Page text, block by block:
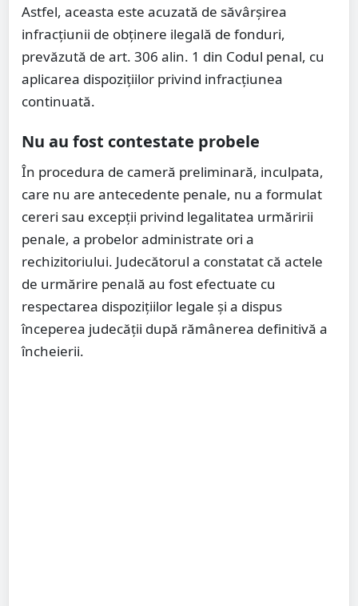
Astfel, aceasta este acuzată de săvârșirea
infracțiunii de obținere ilegală de fonduri,
prevăzută de art. 306 alin. 1 din Codul penal, cu
aplicarea dispozițiilor privind infracțiunea
continuată.
Nu au fost contestate probele
În procedura de cameră preliminară, inculpata,
care nu are antecedente penale, nu a formulat
cereri sau excepții privind legalitatea urmăririi
penale, a probelor administrate ori a
rechizitoriului. Judecătorul a constatat că actele
de urmărire penală au fost efectuate cu
respectarea dispozițiilor legale și a dispus
începerea judecății după rămânerea definitivă a
încheierii.